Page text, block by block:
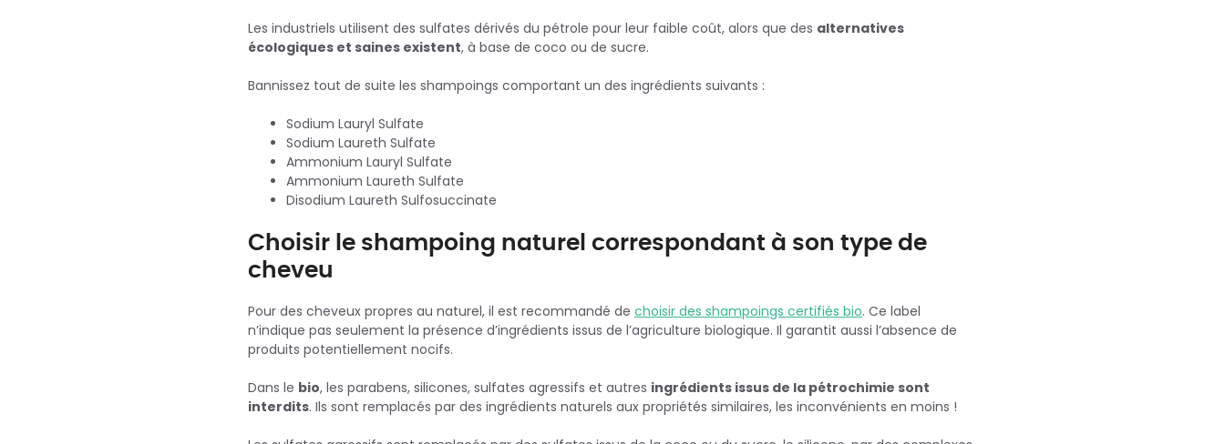
Les industriels utilisent des sulfates dérivés du pétrole pour leur faible coût, alors que des alternatives
écologiques et saines existent, à base de coco ou de sucre.
Bannissez tout de suite les shampoings comportant un des ingrédients suivants :
Sodium Lauryl Sulfate
Sodium Laureth Sulfate
Ammonium Lauryl Sulfate
Ammonium Laureth Sulfate
Disodium Laureth Sulfosuccinate
Choisir le shampoing naturel correspondant à son type de
cheveu
Pour des cheveux propres au naturel, il est recommandé de choisir des shampoings certifiés bio. Ce label
n’indique pas seulement la présence d’ingrédients issus de l’agriculture biologique. Il garantit aussi l’absence de
produits potentiellement nocifs.
Dans le bio, les parabens, silicones, sulfates agressifs et autres ingrédients issus de la pétrochimie sont
interdits. Ils sont remplacés par des ingrédients naturels aux propriétés similaires, les inconvénients en moins !